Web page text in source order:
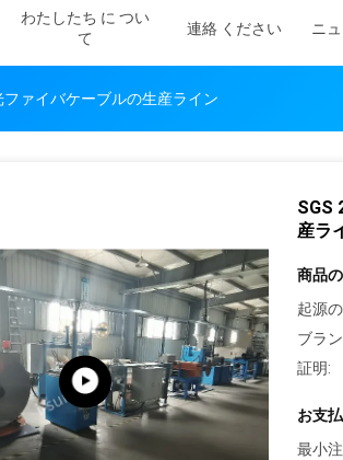
わたしたち に つい
て
連絡 ください ニ
ァイバケーブルの生産ライン
SGS
産ラ
商品
起源
ブラ
証明:
お支
最小